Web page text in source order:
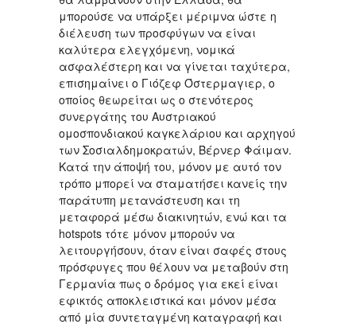
μπορούσε να υπάρξει μέριμνα ώστε η
διέλευση των προσφύγων να είναι
καλύτερα ελεγχόμενη, νομικά
ασφαλέστερη και να γίνεται ταχύτερα,
επισημαίνει ο Γιόζεφ Όστερμαγιερ, ο
οποίος θεωρείται ως ο στενότερος
συνεργάτης του Αυστριακού
ομοσπονδιακού καγκελάριου και αρχηγού
των Σοσιαλδημοκρατών, Βέρνερ Φάιμαν.
Κατά την άποψή του, μόνον με αυτό τον
τρόπο μπορεί να σταματήσει κανείς την
παράτυπη μετανάστευση και τη
μεταφορά μέσω διακινητών, ενώ και τα
hotspots τότε μόνον μπορούν να
λειτουργήσουν, όταν είναι σαφές στους
πρόσφυγες που θέλουν να μεταβούν στη
Γερμανία πως ο δρόμος για εκεί είναι
εφικτός αποκλειστικά και μόνον μέσα
από μία συντεταγμένη καταγραφή και